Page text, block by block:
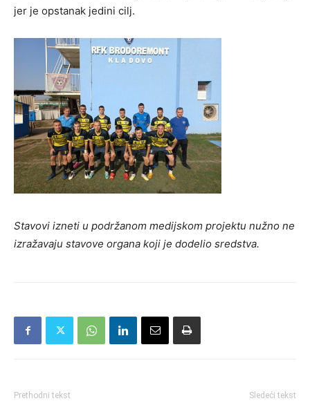
jer je opstanak jedini cilj.
Stavovi izneti u podržanom medijskom projektu nužno ne
izražavaju stavove organa koji je dodelio sredstva.
Prethodni tekst Sledeći tekst